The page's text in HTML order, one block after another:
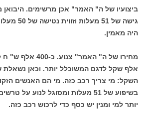
ביצועיו של ה" האמר" אכן מרשימים. היבואן
גישה של 51
היה מאמין.
השקל: מי צריך רכב כזה. מי הם האנשים
בשיפוע של 51 מעלות ומסוגל לנוע
יותר למי ומנין יש כסף כדי לרכוש רכב כזה.